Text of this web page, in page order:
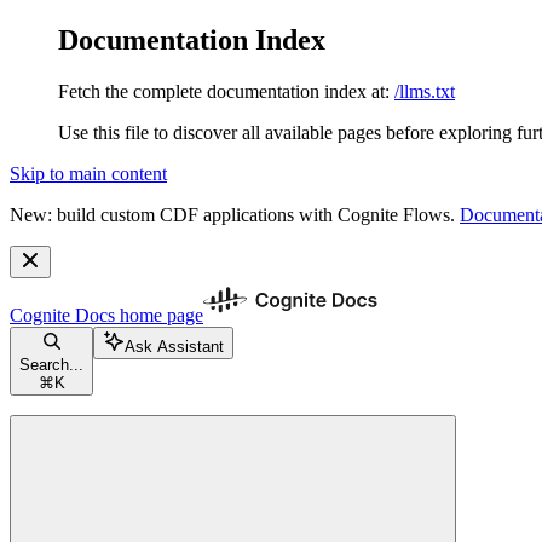
Documentation Index
Fetch the complete documentation index at: /llms.txt
Use this file to discover all available pages before exploring
Skip to main content
New: build custom CDF applications with Cognite Flows.
Cognite Docs home page
Search...
⌘ K
Ask Assistant